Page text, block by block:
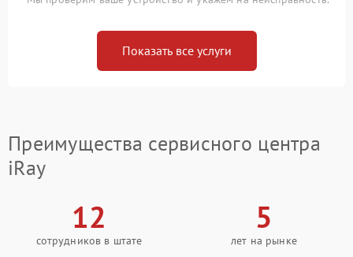
Показать все услуги
Преимущества сервисного центра
iRay
12
сотрудников в штате
5
лет на рынке